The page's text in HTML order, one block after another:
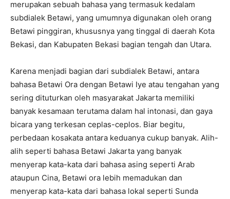
merupakan sebuah bahasa yang termasuk kedalam
subdialek Betawi, yang umumnya digunakan oleh orang
Betawi pinggiran, khususnya yang tinggal di daerah Kota
Bekasi, dan Kabupaten Bekasi bagian tengah dan Utara.
Karena menjadi bagian dari subdialek Betawi, antara
bahasa Betawi Ora dengan Betawi Iye atau tengahan yang
sering dituturkan oleh masyarakat Jakarta memiliki
banyak kesamaan terutama dalam hal intonasi, dan gaya
bicara yang terkesan ceplas-ceplos. Biar begitu,
perbedaan kosakata antara keduanya cukup banyak. Alih-
alih seperti bahasa Betawi Jakarta yang banyak
menyerap kata-kata dari bahasa asing seperti Arab
ataupun Cina, Betawi ora lebih memadukan dan
menyerap kata-kata dari bahasa lokal seperti Sunda